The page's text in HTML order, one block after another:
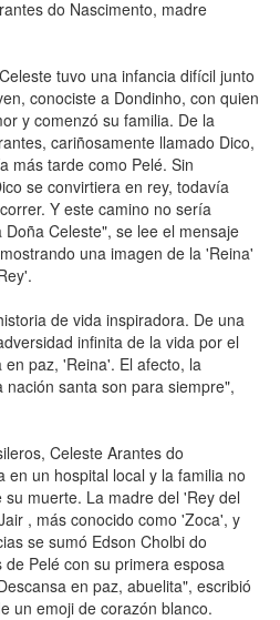
do Nascimento, madre
tuvo una infancia difícil junto
conociste a Dondinho, con quien
y comenzó su familia. De la
cariñosamente llamado Dico,
más tarde como Pelé. Sin
se convirtiera en rey, todavía
Y este camino no sería
Celeste", se lee el mensaje
una imagen de la 'Reina'
de vida inspiradora. De una
infinita de la vida por el
paz, 'Reina'. El afecto, la
santa son para siempre",
Celeste Arantes do
en un hospital local y la familia no
muerte. La madre del 'Rey del
, más conocido como 'Zoca', y
se sumó Edson Cholbi do
Pelé con su primera esposa
en paz, abuelita", escribió
un emoji de corazón blanco.